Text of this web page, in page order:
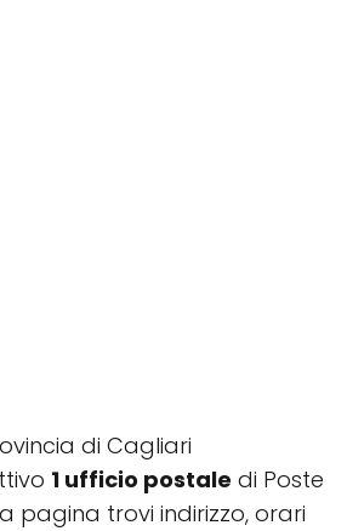
di Cagliari
1 ufficio postale di Poste
pagina trovi indirizzo, orari